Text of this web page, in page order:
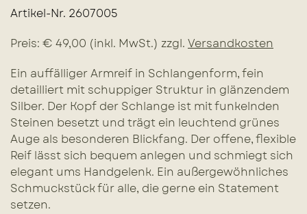
Artikel-Nr. 2607005
Preis: € 49,00 (inkl. MwSt.) zzgl. Versandkosten
Ein auffälliger Armreif in Schlangenform, fein
detailliert mit schuppiger Struktur in glänzendem
Silber. Der Kopf der Schlange ist mit funkelnden
Steinen besetzt und trägt ein leuchtend grünes
Auge als besonderen Blickfang. Der offene, flexible
Reif lässt sich bequem anlegen und schmiegt sich
elegant ums Handgelenk. Ein außergewöhnliches
Schmuckstück für alle, die gerne ein Statement
setzen.